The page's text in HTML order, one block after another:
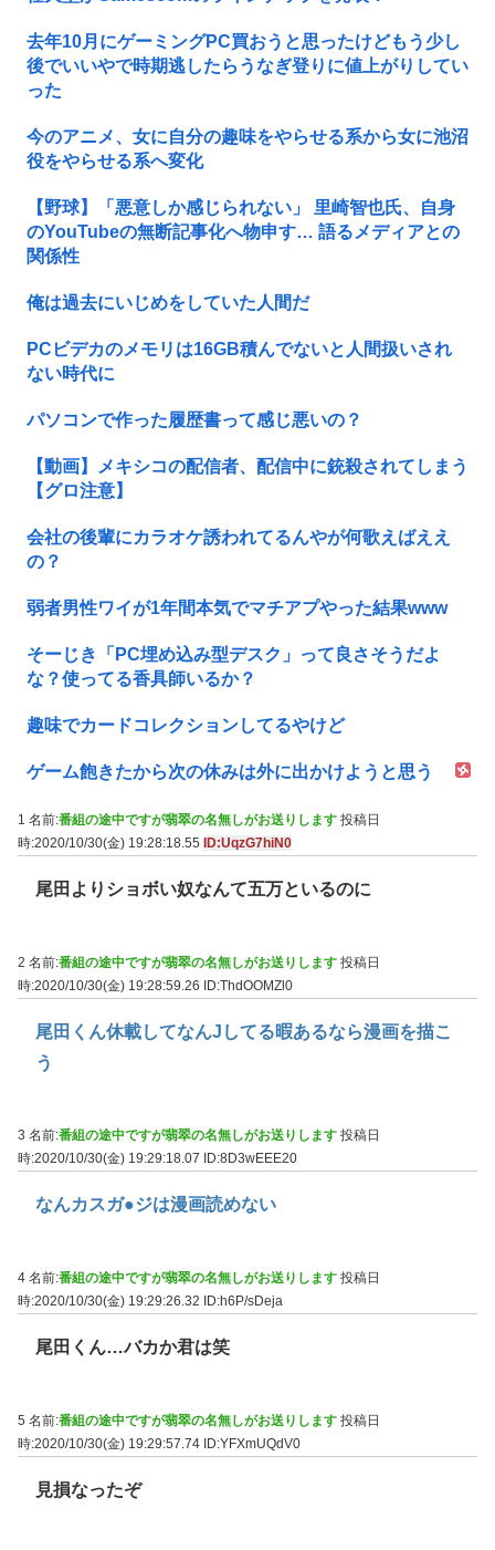
去年10月にゲーミングPC買おうと思ったけどもう少し
後でいいやで時期逃したらうなぎ登りに値上がりしてい
った
今のアニメ、女に自分の趣味をやらせる系から女に池沼
役をやらせる系へ変化
【野球】「悪意しか感じられない」 里崎智也氏、自身
のYouTubeの無断記事化へ物申す… 語るメディアとの
関係性
俺は過去にいじめをしていた人間だ
PCビデカのメモリは16GB積んでないと人間扱いされ
ない時代に
パソコンで作った履歴書って感じ悪いの？
【動画】メキシコの配信者、配信中に銃殺されてしまう
【グロ注意】
会社の後輩にカラオケ誘われてるんやが何歌えばええ
の？
弱者男性ワイが1年間本気でマチアプやった結果www
そーじき「PC埋め込み型デスク」って良さそうだよ
な？使ってる香具師いるか？
趣味でカードコレクションしてるやけど
ゲーム飽きたから次の休みは外に出かけようと思う
1 名前:番組の途中ですが翡翠の名無しがお送りします 投稿日
時:2020/10/30(金) 19:28:18.55
ID:UqzG7hiN0
尾田よりショボい奴なんて五万といるのに
2 名前:番組の途中ですが翡翠の名無しがお送りします 投稿日
時:2020/10/30(金) 19:28:59.26 ID:ThdOOMZl0
尾田くん休載してなんJしてる暇あるなら漫画を描こ
う
3 名前:番組の途中ですが翡翠の名無しがお送りします 投稿日
時:2020/10/30(金) 19:29:18.07
ID:8D3wEEE20
なんカスガ●ジは漫画読めない
4 名前:番組の途中ですが翡翠の名無しがお送りします 投稿日
時:2020/10/30(金) 19:29:26.32
ID:h6P/sDeja
尾田くん…バカか君は笑
5 名前:番組の途中ですが翡翠の名無しがお送りします 投稿日
時:2020/10/30(金) 19:29:57.74 ID:YFXmUQdV0
見損なったぞ